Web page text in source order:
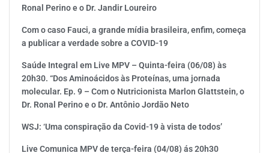
Ronal Perino e o Dr. Jandir Loureiro
Com o caso Fauci, a grande mídia brasileira, enfim, começa
a publicar a verdade sobre a COVID-19
Saúde Integral em Live MPV – Quinta-feira (06/08) às
20h30. “Dos Aminoácidos às Proteínas, uma jornada
molecular. Ep. 9 – Com o Nutricionista Marlon Glattstein, o
Dr. Ronal Perino e o Dr. Antônio Jordão Neto
WSJ: ‘Uma conspiração da Covid-19 à vista de todos’
Live Comunica MPV de terça-feira (04/08) ás 20h30